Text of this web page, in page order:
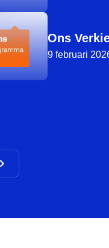
Ons
9 februari